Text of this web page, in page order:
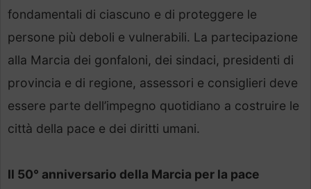
fondamentali di ciascuno e di proteggere le
persone più deboli e vulnerabili. La partecipazione
alla Marcia dei gonfaloni, dei sindaci, presidenti di
provincia e di regione, assessori e consiglieri deve
essere parte dell’impegno quotidiano a costruire le
città della pace e dei diritti umani.
Il 50° anniversario della Marcia per la pace